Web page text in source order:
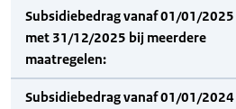
Subsidiebedrag vanaf 01/01/
met 31/12/2025 bij meerdere
maatregelen:
Subsidiebedrag vanaf 01/01/